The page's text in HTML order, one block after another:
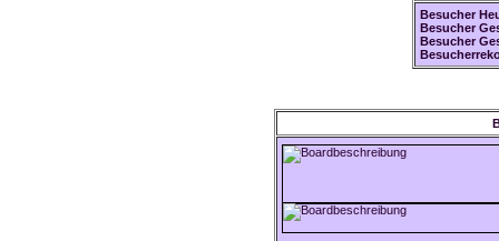
Besucher
Besucher
Besucher